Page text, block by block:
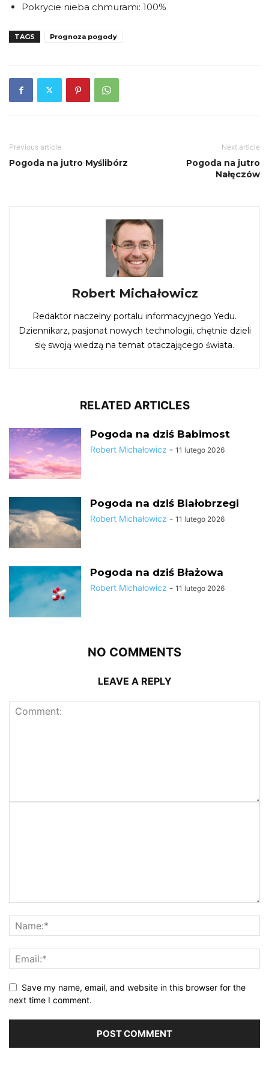
Pokrycie nieba chmurami: 100%
TAGS Prognoza pogody
Previous article
Pogoda na jutro Myślibórz
Next article
Pogoda na jutro
Nałęczów
Robert Michałowicz
Redaktor naczelny portalu informacyjnego Yedu.
Dziennikarz, pasjonat nowych technologii, chętnie dzieli
się swoją wiedzą na temat otaczającego świata.
RELATED ARTICLES
Pogoda na dziś Babimost
Robert Michałowicz - 11 lutego 2026
Pogoda na dziś Białobrzegi
Robert Michałowicz - 11 lutego 2026
Pogoda na dziś Błażowa
Robert Michałowicz - 11 lutego 2026
NO COMMENTS
LEAVE A REPLY
Save my name, email, and website in this browser for the
next time I comment.